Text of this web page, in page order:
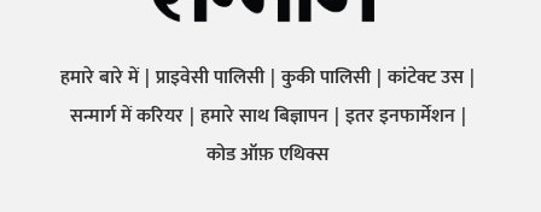
हमारे बारे में प्राइवेसी पालिसी कुकी पालिसी कांटेक्ट उस
सन्मार्ग में करियर हमारे साथ बिज्ञापन इतर इनफार्मेशन
कोड ऑफ़ एथिक्स